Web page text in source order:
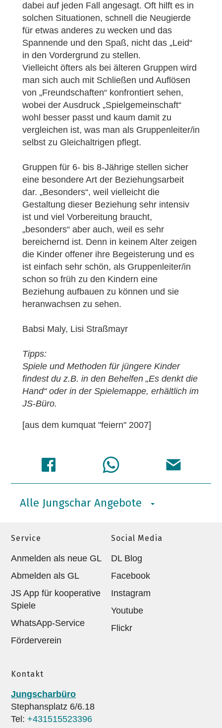
dabei auf jeden Fall angesagt. Oft hilft es in
solchen Situationen, schnell die Neugierde
für etwas anderes zu wecken und das
Spannende und den Spaß, nicht das „Leid“
in den Vordergrund zu stellen.
Vielleicht öfters als bei älteren Gruppen wird
man sich auch mit Schließen und Auflösen
von „Freundschaften“ konfrontiert sehen,
wobei der Ausdruck „Spielgemeinschaft“
wohl besser passt und kaum damit zu
vergleichen ist, was man als Gruppenleiter/in
selbst zu Gleichaltrigen pflegt.
Gruppen für 6- bis 8-Jährige stellen sicher
eine besondere Art der Beziehungsarbeit
dar. „Besonders“, weil vielleicht die
Gestaltung dieser Beziehung sehr intensiv
ist und viel Vorbereitung braucht,
„besonders“ aber auch, weil es sehr
bereichernd ist. Denn in keinem Alter zeigen
die Kinder offener ihre Begeisterung und es
ist einfach sehr schön, als Gruppenleiter/in
schon so früh zu den Kindern eine
Beziehung aufbauen zu können und sie
heranwachsen zu sehen.
Babsi Maly, Lisi Straßmayr
Tipps:
Spiele und Methoden für jüngere Kinder
findest du z.B. in den Behelfen „Es denkt die
Hand“ oder in der Spielemappe, erhältlich im
JS-Büro.
[aus dem kumquat "feiern" 2007]
Alle Jungschar Angebote
Service
Anmelden als neue GL
Abmelden als GL
JS App für kooperative
Spiele
WhatsApp-Service
Förderverein
Social Media
DL Blog
Facebook
Instagram
Youtube
Flickr
Kontakt
Jungscharbüro
Stephansplatz 6/6.18
Tel:+431515523396